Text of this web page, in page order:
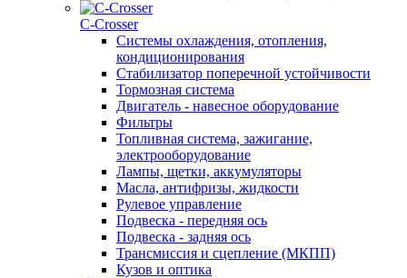
С-Сrosser
Системы охлаждения, отопления,
кондиционирования
Стабилизатор поперечной устойчивости
Тормозная система
Двигатель - навесное оборудование
Фильтры
Топливная система, зажигание,
электрооборудование
Лампы, щетки, аккумуляторы
Масла, антифризы, жидкости
Рулевое управление
Подвеска - передняя ось
Подвеска - задняя ось
Трансмиссия и сцепление (МКПП)
Кузов и оптика